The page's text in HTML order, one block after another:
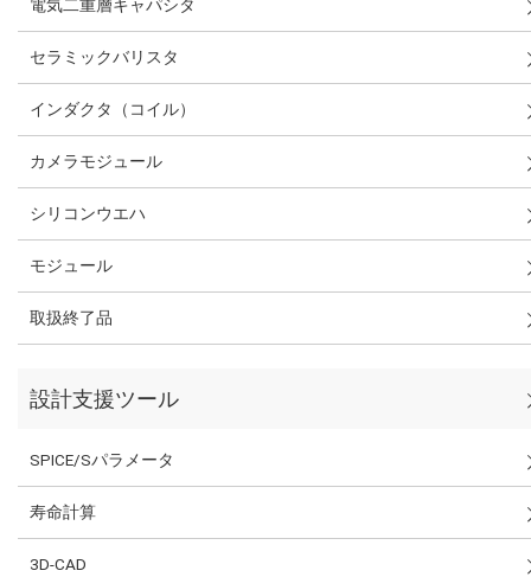
電気二重層キャパシタ
セラミックバリスタ
インダクタ（コイル）
カメラモジュール
シリコンウエハ
モジュール
取扱終了品
設計支援ツール
SPICE/Sパラメータ
寿命計算
3D-CAD